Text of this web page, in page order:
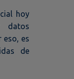
hoy
datos
eso, es
de